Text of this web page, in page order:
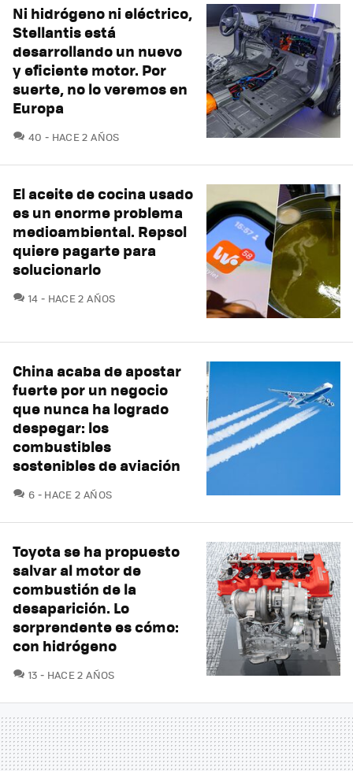
Ni hidrógeno ni eléctrico,
Stellantis está
desarrollando un nuevo
y eficiente motor. Por
suerte, no lo veremos en
Europa
40 COMENTARIOS
HACE 2 AÑOS
El aceite de cocina usado
es un enorme problema
medioambiental. Repsol
quiere pagarte para
solucionarlo
14 COMENTARIOS
HACE 2 AÑOS
China acaba de apostar
fuerte por un negocio
que nunca ha logrado
despegar: los
combustibles
sostenibles de aviación
6 COMENTARIOS
HACE 2 AÑOS
Toyota se ha propuesto
salvar al motor de
combustión de la
desaparición. Lo
sorprendente es cómo:
con hidrógeno
13 COMENTARIOS
HACE 2 AÑOS